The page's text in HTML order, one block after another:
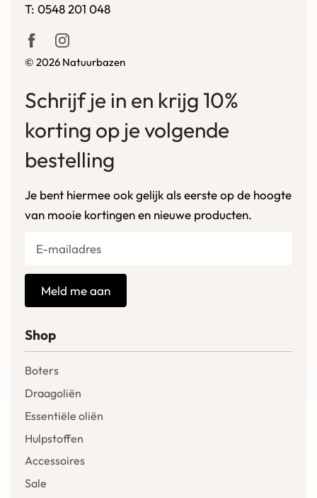
T: 0548 201 048
© 2026 Natuurbazen
Schrijf je in en krijg 10%
korting op je volgende
bestelling
Je bent hiermee ook gelijk als eerste op de hoogte
van mooie kortingen en nieuwe producten.
Meld me aan
Shop
Boters
Draagoliën
Essentiële oliën
Hulpstoffen
Accessoires
Sale